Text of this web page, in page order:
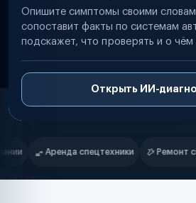
Опишите симптомы своими
сопоставит факты по системам
подскажет, что проверять и о
Открыть ИИ-
Нам доверяют
Ремонт спецтехники Ритейл-сети
Маркетплейсы